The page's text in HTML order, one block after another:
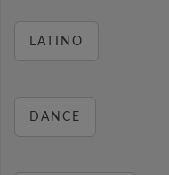
LATINO
DANCE